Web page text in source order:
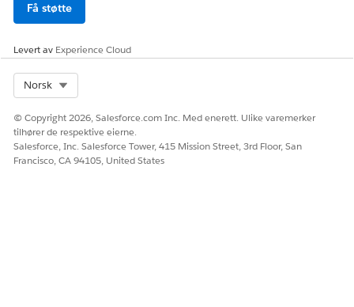
Få støtte
Levert av Experience Cloud
Norsk
© Copyright 2026, Salesforce.com Inc. Med enerett. Ulike varemerker
tilhører de respektive eierne.
Salesforce, Inc. Salesforce Tower, 415 Mission Street, 3rd Floor, San
Francisco, CA 94105, United States